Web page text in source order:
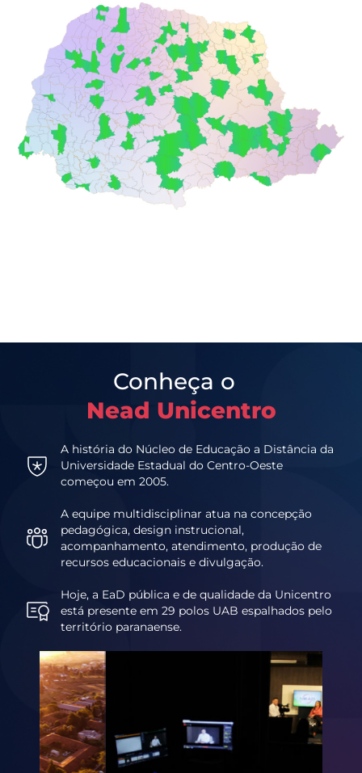
Conheça o
Nead Unicentro
A história do Núcleo de Educação a Distância da
Universidade Estadual do Centro-Oeste
começou em 2005.
A equipe multidisciplinar atua na concepção
pedagógica, design instrucional,
acompanhamento, atendimento, produção de
recursos educacionais e divulgação.
Hoje, a EaD pública e de qualidade da Unicentro
está presente em 29 polos UAB espalhados pelo
território paranaense.